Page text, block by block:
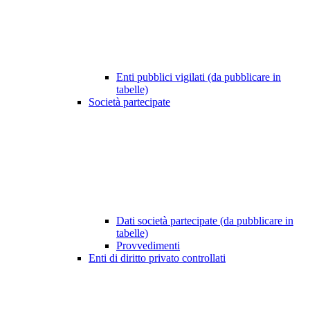
Enti pubblici vigilati (da pubblicare in
tabelle)
Società partecipate
Dati società partecipate (da pubblicare in
tabelle)
Provvedimenti
Enti di diritto privato controllati